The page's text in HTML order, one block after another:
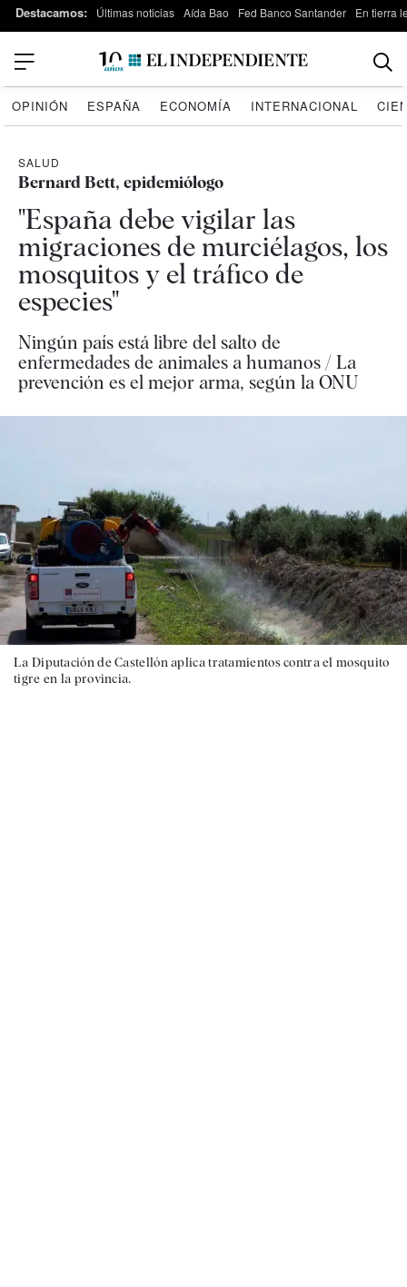
Destacamos: Últimas noticias Aída Bao Fed Banco Santander En tierra
OPINIÓN ESPAÑA ECONOMÍA INTERNACIONAL
SALUD
Bernard Bett, epidemiólogo
"España debe vigilar las
migraciones de murciélagos, los
mosquitos y el tráfico de
especies"
Ningún país está libre del salto de
enfermedades de animales a humanos / La
prevención es el mejor arma, según la ONU
La Diputación de Castellón aplica tratamientos contra el mosquito
tigre en la provincia.